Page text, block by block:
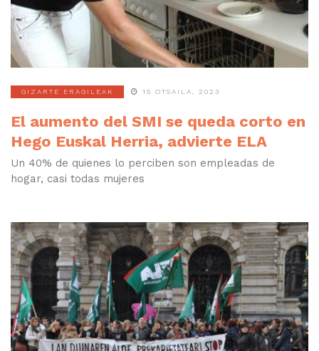
GIZARTE ERAGILEAK 15 OTSAILA, 2023
El aumento del SMI se queda corto en
Hego Euskal Herria, advierte ELA
Un 40% de quienes lo perciben son empleadas de
hogar, casi todas mujeres